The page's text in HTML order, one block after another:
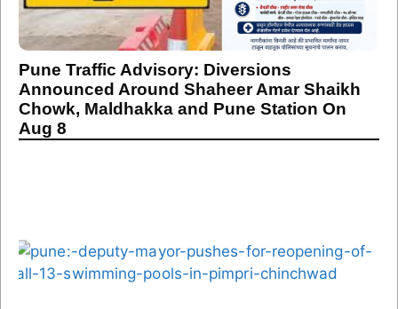
Pune Traffic Advisory: Diversions
Announced Around Shaheer Amar Shaikh
Chowk, Maldhakka and Pune Station On
Aug 8